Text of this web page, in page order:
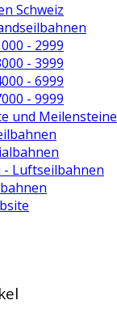
Schweiz
- 2999
- 3999
- 6999
- 9999
und Meilensteine
- Luftseilbahnen